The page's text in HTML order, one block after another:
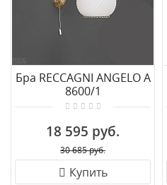
Бра RECCAGNI ANGELO A
8600/1
18 595 руб.
30 685 руб.
Купить